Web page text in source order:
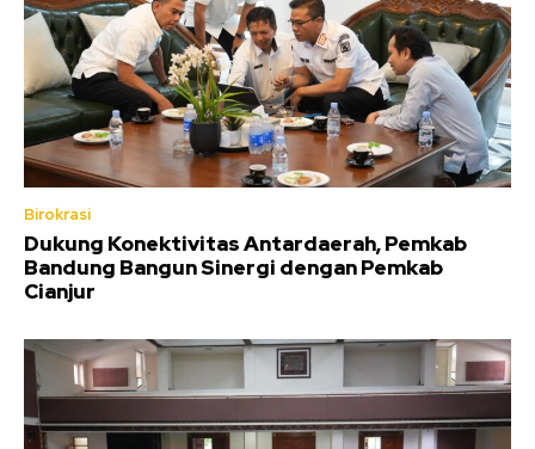
Birokrasi
Dukung Konektivitas Antardaerah, Pemkab
Bandung Bangun Sinergi dengan Pemkab
Cianjur